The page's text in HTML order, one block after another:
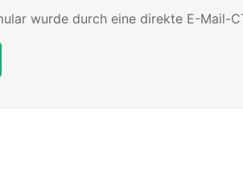
wurde durch eine direkte E-Mail-